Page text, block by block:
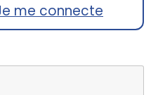
me connecte